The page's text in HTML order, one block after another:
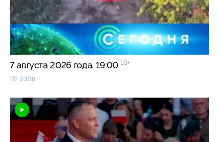
7 августа 2026 года. 19:00 16+
2308